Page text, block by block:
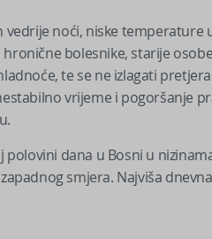
vedrije noći, niske temperature
bolesnike, starije
te se ne izlagati
vrijeme i pogoršanje
dana u Bosni u
smjera. Najviša dnevna